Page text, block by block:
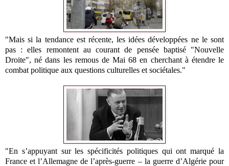
"Mais si la tendance est récente, les idées développées ne le sont
pas : elles remontent au courant de pensée baptisé "Nouvelle
Droite", né dans les remous de Mai 68 en cherchant à étendre le
combat politique aux questions culturelles et sociétales."
"En s’appuyant sur les spécificités politiques qui ont marqué la
France et l’Allemagne de l’après-guerre – la guerre d’Algérie pour